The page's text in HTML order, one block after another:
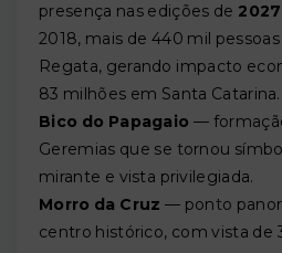
presença nas edições de
2018, mais de 440 mil
Regata, gerando impacto
83 milhões em Santa Catarina.
Bico do Papagaio —
Geremias que se tornou
mirante e vista privilegiada.
Morro da Cruz — ponto
centro histórico, com vista de